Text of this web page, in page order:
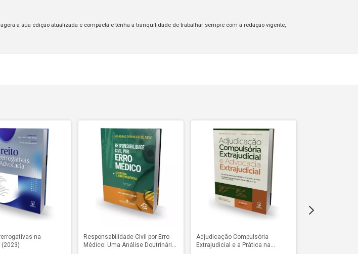
a sua edição atualizada e compacta e tenha a tranquilidade de trabalhar sempre com a redação vigente,
na
Responsabilidade Civil por Erro
Médico: Uma Análise Doutrinária
Adjudicação Compulsória
Extrajudicial e a Prática na